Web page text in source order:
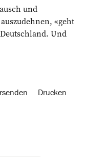
und
«geht
Und
Drucken